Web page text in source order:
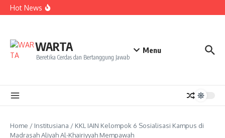
Lewati ke konten
Hot News
ke NCC 4 Bali
Sukseskan Kerja Bakti di Anjungan Melancar
WARTA
Beretika Cerdas dan Bertanggung Jawab
Menu
Home / Institusiana / KKL IAIN Kelompok 6 Sosialisasi Kampus di
Madrasah Aliyah Al-Khairiyyah Mempawah